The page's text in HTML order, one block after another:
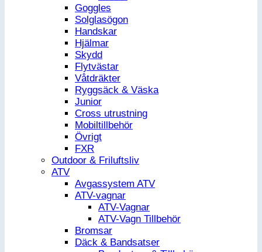
Goggles
Solglasögon
Handskar
Hjälmar
Skydd
Flytvästar
Våtdräkter
Ryggsäck & Väska
Junior
Cross utrustning
Mobiltillbehör
Övrigt
FXR
Outdoor & Friluftsliv
ATV
Avgassystem ATV
ATV-vagnar
ATV-Vagnar
ATV-Vagn Tillbehör
Bromsar
Däck & Bandsatser